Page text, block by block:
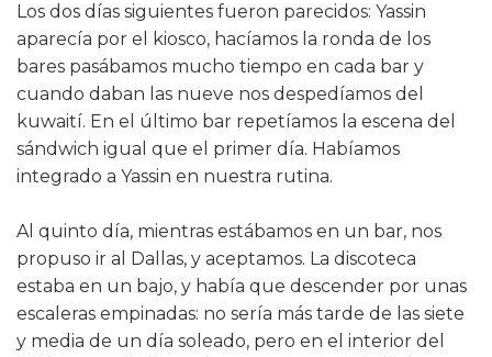
Los dos días siguientes fueron parecidos: Yassin
aparecía por el kiosco, hacíamos la ronda de los
bares pasábamos mucho tiempo en cada bar y
cuando daban las nueve nos despedíamos del
kuwaití. En el último bar repetíamos la escena del
sándwich igual que el primer día. Habíamos
integrado a Yassin en nuestra rutina.
Al quinto día, mientras estábamos en un bar, nos
propuso ir al Dallas, y aceptamos. La discoteca
estaba en un bajo, y había que descender por unas
escaleras empinadas: no sería más tarde de las siete
y media de un día soleado, pero en el interior del